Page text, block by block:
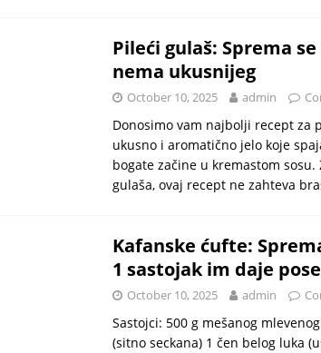
Pileći gulaš: Sprema
nema ukusnijeg
October 10, 2025 admin
Donosimo vam najbolji recept za
ukusno i aromatično jelo koje
bogate začine u kremastom
gulaša, ovaj recept ne zahteva
Kafanske ćufte:
1 sastojak im daje
October 10, 2025 admin
Sastojci: 500 g mešanog
(sitno seckana) 1 čen belog luka